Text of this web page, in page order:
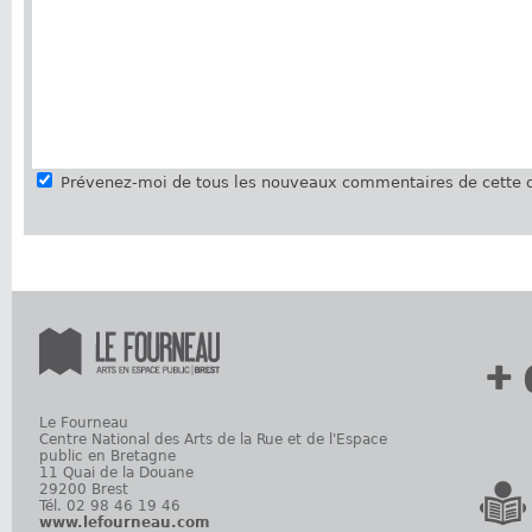
Prévenez-moi de tous les nouveaux commentaires de cette
Le Fourneau
Centre National des Arts de la Rue et de l'Espace
public en Bretagne
11 Quai de la Douane
29200 Brest
Tél. 02 98 46 19 46
www.lefourneau.com
+